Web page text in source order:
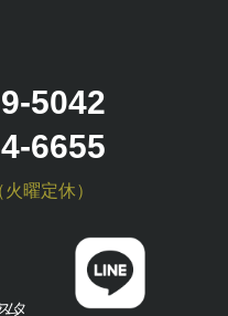
5042
6655
曜定休）